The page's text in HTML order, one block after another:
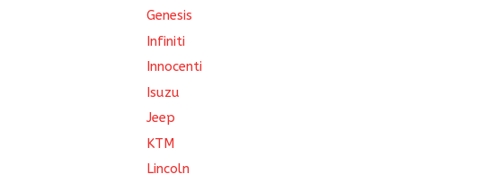
Genesis
Infiniti
Innocenti
Isuzu
Jeep
KTM
Lincoln